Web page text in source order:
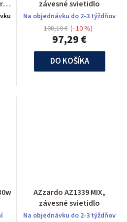
závesné svietidlo
Na objednávku do 2-3 týždňov
97,29 €
108,10 € (–10 %)
DO KOŠÍKA
AZzardo AZ1339 MIX,
závesné svietidlo
Na objednávku do 2-3 týždňov